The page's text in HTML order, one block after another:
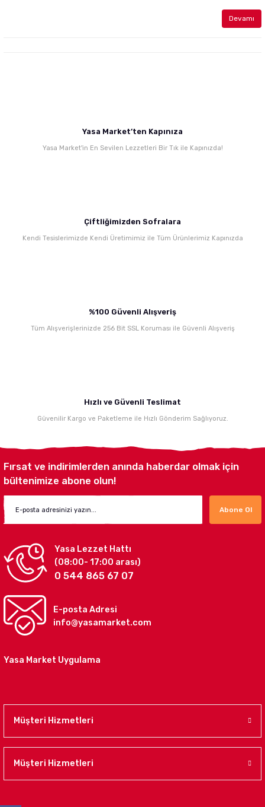
Devamı
Yasa Market’ten Kapınıza
Yasa Market'in En Sevilen Lezzetleri Bir Tık ile Kapınızda!
Çiftliğimizden Sofralara
Kendi Tesislerimizde Kendi Üretimimiz ile Tüm Ürünlerimiz Kapınızda
%100 Güvenli Alışveriş
Tüm Alışverişlerinizde 256 Bit SSL Koruması ile Güvenli Alışveriş
Hızlı ve Güvenli Teslimat
Güvenilir Kargo ve Paketleme ile Hızlı Gönderim Sağlıyoruz.
Fırsat ve indirimlerden anında haberdar olmak için
bültenimize abone olun!
Abone Ol
Yasa Lezzet Hattı
(08:00- 17:00 arası)
0 544 865 67 07
E-posta Adresi
info@yasamarket.com
Müşteri Hizmetleri
Müşteri Hizmetleri
Yasa Market Uygulama